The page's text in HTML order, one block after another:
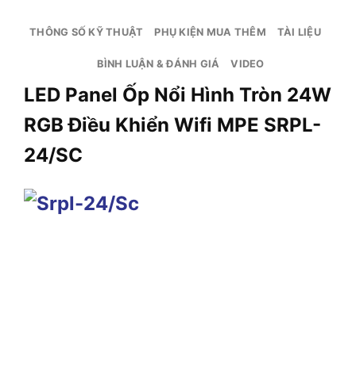
THÔNG SỐ KỸ THUẬT PHỤ KIỆN MUA THÊM TÀI LIỆU
BÌNH LUẬN & ĐÁNH GIÁ VIDEO
LED Panel Ốp Nổi Hình Tròn 24W
RGB Điều Khiển Wifi MPE SRPL-
24/SC